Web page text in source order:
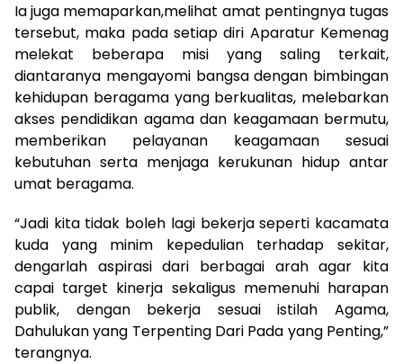
Ia juga memaparkan,melihat amat pentingnya tugas
tersebut, maka pada setiap diri Aparatur Kemenag
melekat beberapa misi yang saling terkait,
diantaranya mengayomi bangsa dengan bimbingan
kehidupan beragama yang berkualitas, melebarkan
akses pendidikan agama dan keagamaan bermutu,
memberikan pelayanan keagamaan sesuai
kebutuhan serta menjaga kerukunan hidup antar
umat beragama.
“Jadi kita tidak boleh lagi bekerja seperti kacamata
kuda yang minim kepedulian terhadap sekitar,
dengarlah aspirasi dari berbagai arah agar kita
capai target kinerja sekaligus memenuhi harapan
publik, dengan bekerja sesuai istilah Agama,
Dahulukan yang Terpenting Dari Pada yang Penting,”
terangnya.